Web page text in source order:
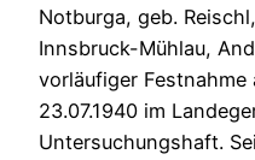
Notburga, geb.
Innsbruck-Mühlau,
vorläufiger Festnahme
23.07.1940 im
Untersuchungshaft.